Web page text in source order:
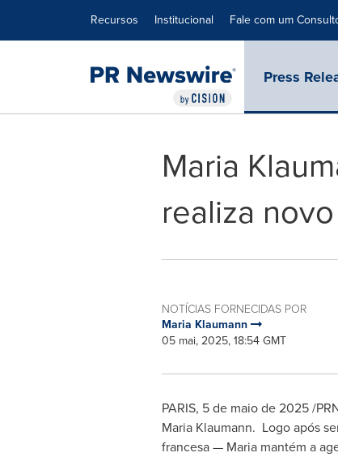
Recursos Institucional Fale com um
Press
Maria
realiza
NOTÍCIAS FORNECIDAS POR
Maria Klaumann
05 mai, 2025, 18:54 GMT
PARIS, 5 de maio de 2025/
Maria Klaumann. Logo após
francesa — Maria mantém a